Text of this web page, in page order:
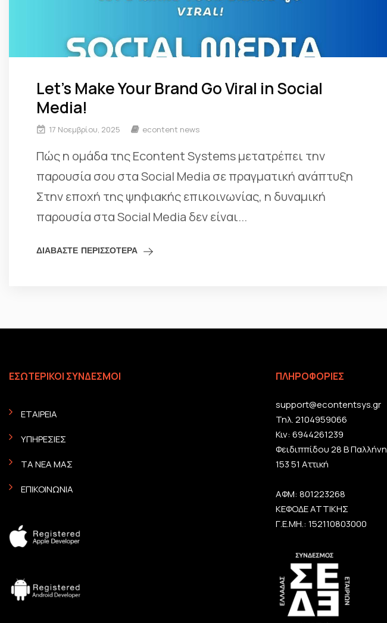
Let’s Make Your Brand Go Viral in Social
Media!
17 Νοεμβρίου, 2025 econtent news
Πώς η ομάδα της Econtent Systems μετατρέπει την
παρουσία σου στα Social Media σε πραγματική ανάπτυξη
Στην εποχή της ψηφιακής επικοινωνίας, η δυναμική
παρουσία στα Social Media δεν είναι...
ΔΙΑΒΑΣΤΕ ΠΕΡΙΣΣΟΤΕΡΑ
ΕΣΩΤΕΡΙΚΟΙ ΣΥΝΔΕΣΜΟΙ
ΕΤΑΙΡΕΙΑ
ΥΠΗΡΕΣΙΕΣ
ΤΑ ΝΕΑ ΜΑΣ
ΕΠΙΚΟΙΝΩΝΙΑ
ΠΛΗΡΟΦΟΡΙΕΣ
support@econtentsys.gr
Τηλ. 2104959066
Κιν: 6944261239
Φειδιππίδου 28 Β Παλλήνη
153 51 Αττική
ΑΦΜ: 801223268
ΚΕΦΟΔΕ ΑΤΤΙΚΗΣ
Γ.Ε.ΜΗ.: 152110803000